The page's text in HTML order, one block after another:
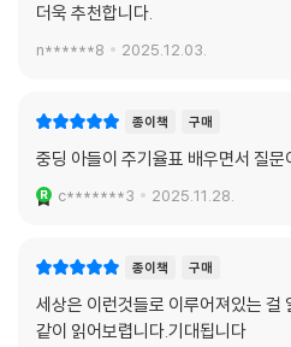
더욱 추천합니다.
n******8 2025.12.03.
종이책 구매
중딩 아들이 주기율표 배우면서 질
c*******3 2025.11.28.
종이책 구매
세상은 이런것들로 이루어져있는 걸
같이 읽어보렵니다.기대됩니다